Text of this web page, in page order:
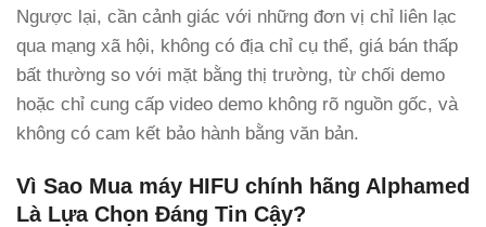
Ngược lại, cần cảnh giác với những đơn vị chỉ liên lạc
qua mạng xã hội, không có địa chỉ cụ thể, giá bán thấp
bất thường so với mặt bằng thị trường, từ chối demo
hoặc chỉ cung cấp video demo không rõ nguồn gốc, và
không có cam kết bảo hành bằng văn bản.
Vì Sao Mua máy HIFU chính hãng Alphamed
Là Lựa Chọn Đáng Tin Cậy?